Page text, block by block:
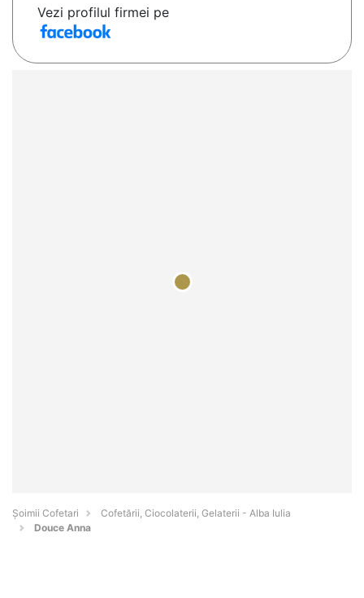
Vezi profilul firmei pe
Șoimii Cofetari
Cofetării, Ciocolaterii, Gelaterii - Alba Iulia
Douce Anna